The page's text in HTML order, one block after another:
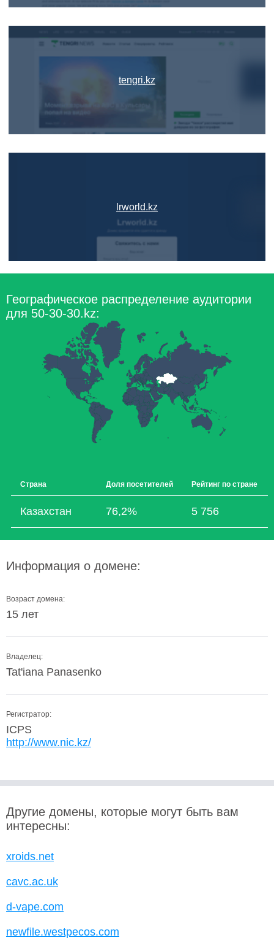
tengri.kz
lrworld.kz
Географическое распределение аудитории
для 50-30-30.kz:
Страна Доля посетителей Рейтинг по стране
Казахстан 76,2% 5 756
Информация о домене:
Возраст домена:
15 лет
Владелец:
Tat'iana Panasenko
Регистратор:
ICPS
http://www.nic.kz/
Другие домены, которые могут быть вам
интересны:
xroids.net
cavc.ac.uk
d-vape.com
newfile.westpecos.com